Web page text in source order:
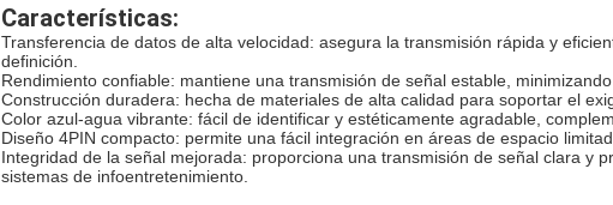
Características:
Transferencia de datos de alta velocidad: asegura la transmisión rápida y
definición.
Rendimiento confiable: mantiene una transmisión de señal estable,
Construcción duradera: hecha de materiales de alta calidad para soportar el
Color azul-agua vibrante: fácil de identificar y estéticamente agradable,
Diseño 4PIN compacto: permite una fácil integración en áreas de espacio
Integridad de la señal mejorada: proporciona una transmisión de señal clara y
sistemas de infoentretenimiento.